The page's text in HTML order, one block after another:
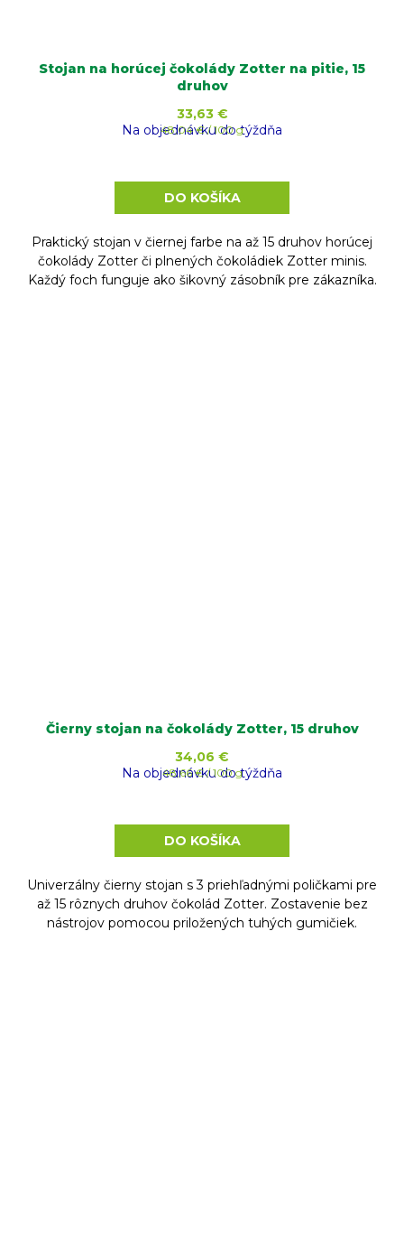
Stojan na horúcej čokolády Zotter na pitie, 15
druhov
Na objednávku do týždňa
33,63 €
Jednotková
48,04 € / 100 g
DO KOŠÍKA
Praktický stojan v čiernej farbe na až 15 druhov horúcej
čokolády Zotter či plnených čokoládiek Zotter minis.
Každý foch funguje ako šikovný zásobník pre zákazníka.
Čierny stojan na čokolády Zotter, 15 druhov
Na objednávku do týždňa
34,06 €
Jednotková
48,66 € / 100 g
DO KOŠÍKA
Univerzálny čierny stojan s 3 priehľadnými poličkami pre
až 15 rôznych druhov čokolád Zotter. Zostavenie bez
nástrojov pomocou priložených tuhých gumičiek.